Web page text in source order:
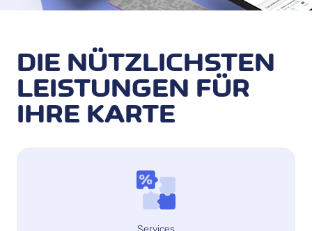
DIE NÜTZLICHSTEN
LEISTUNGEN FÜR
IHRE KARTE
Services